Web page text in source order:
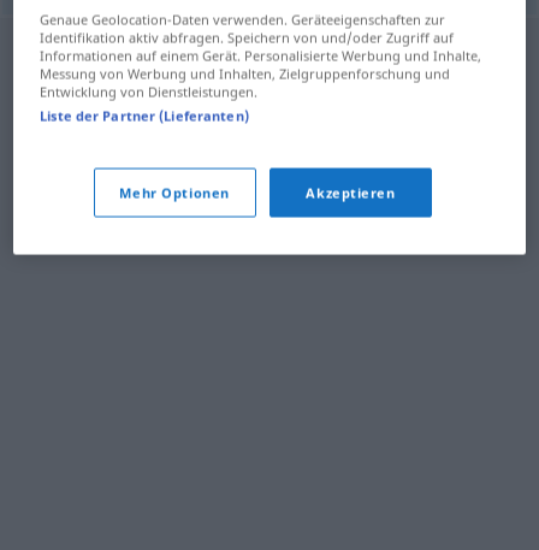
Genaue Geolocation-Daten verwenden. Geräteeigenschaften zur
Identifikation aktiv abfragen. Speichern von und/oder Zugriff auf
Informationen auf einem Gerät. Personalisierte Werbung und Inhalte,
Messung von Werbung und Inhalten, Zielgruppenforschung und
Entwicklung von Dienstleistungen.
Liste der Partner (Lieferanten)
Mehr Optionen Akzeptieren